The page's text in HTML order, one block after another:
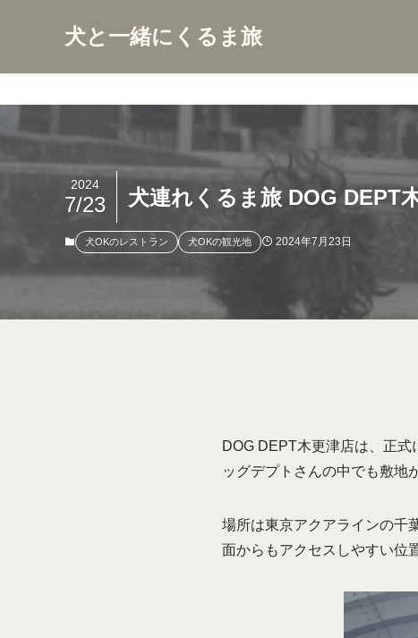
犬と一緒にくるま旅
犬連れくるま旅 DOG DEPT
2024
7/23
犬OKのレストラン 犬OKの観光地 2024年7月23日
DOG DEPT木更津店は、正
ッグデプトさんの中でも敷地
場所は東京アクアラインの千
面からもアクセスしやすい位